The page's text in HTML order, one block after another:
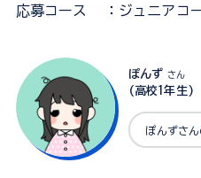
応募コース ：ジュニアコ
ぽんず さん
(高校1年生)
ぽんずさ